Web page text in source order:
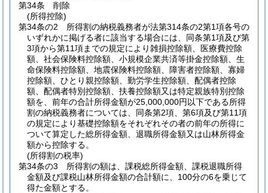
第34条
削除
(所得控除)
第34条の2
所得割の納税義務者が法第314条の2第1項各号の
いずれかに掲げる者に該当する場合には、同条第1項及び第
3項から第11項までの規定により雑損控除額、医療費控除
額、社会保険料控除額、小規模企業共済等掛金控除額、生
命保険料控除額、地震保険料控除額、障害者控除額、寡婦
控除額、ひとり親控除額、勤労学生控除額、配偶者控除
額、配偶者特別控除額、扶養控除額又は特定親族特別控除
額を、前年の合計所得金額が25,000,000円以下である所得
割の納税義務者については、同条第2項、第6項及び第11項
の規定により基礎控除額をそれぞれその者の前年の所得に
ついて算定した総所得金額、退職所得金額又は山林所得金
額から控除する。
(所得割の税率)
第34条の3
所得割の額は、課税総所得金額、課税退職所得
金額及び課税山林所得金額の合計額に、100分の6を乗じて
得た金額とする。